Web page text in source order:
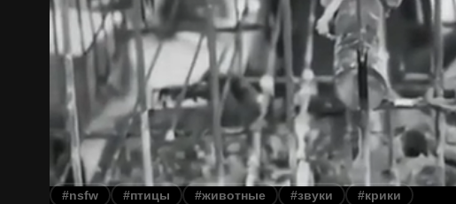
#nsfw #птицы #животные #звуки #крики